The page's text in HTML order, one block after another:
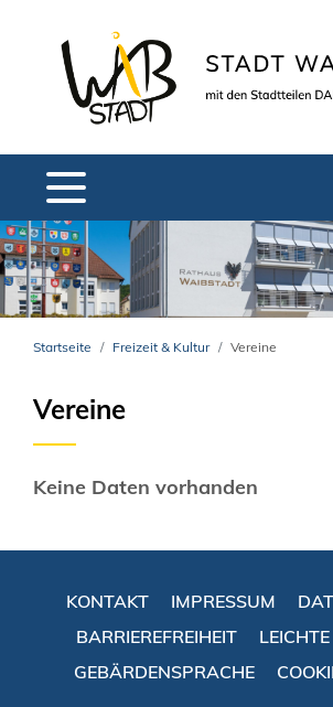
Startseite Freizeit & Kultur Vereine
Vereine
Keine Daten vorhanden
KONTAKT IMPRESSUM
BARRIEREFREIHEIT
GEBÄRDENSPRACHE